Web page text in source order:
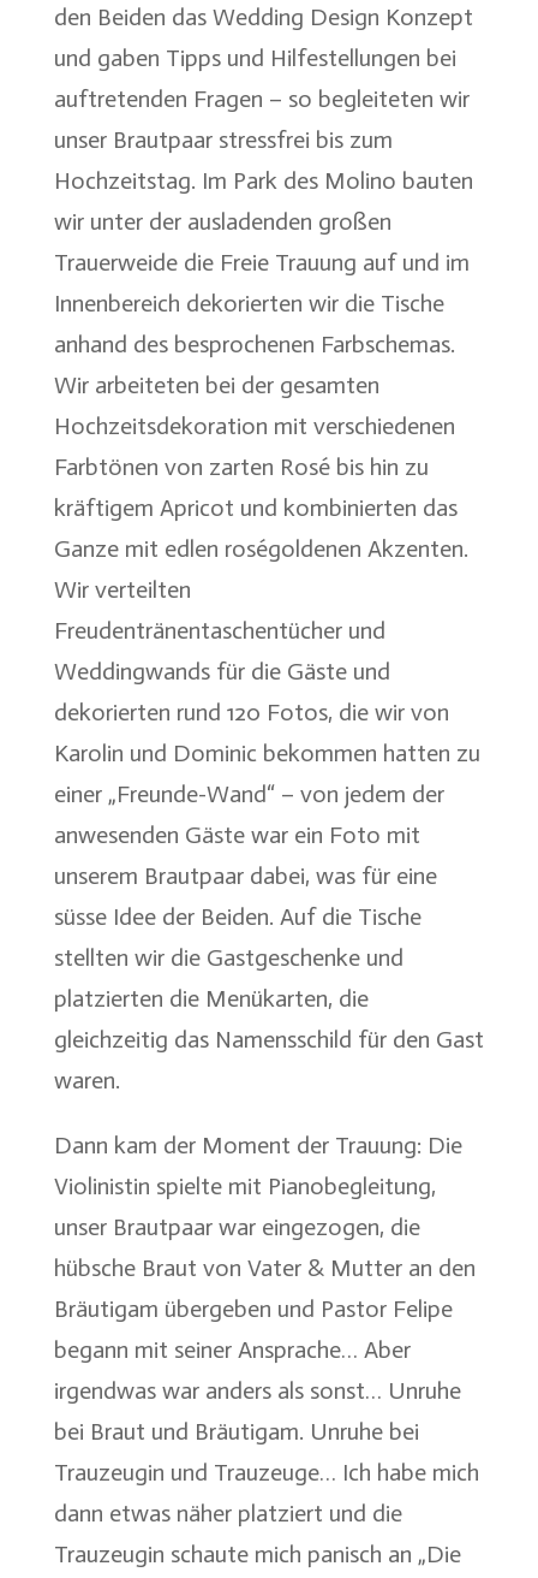
den Beiden das Wedding Design Konzept
und gaben Tipps und Hilfestellungen bei
auftretenden Fragen – so begleiteten wir
unser Brautpaar stressfrei bis zum
Hochzeitstag. Im Park des Molino bauten
wir unter der ausladenden großen
Trauerweide die Freie Trauung auf und im
Innenbereich dekorierten wir die Tische
anhand des besprochenen Farbschemas.
Wir arbeiteten bei der gesamten
Hochzeitsdekoration mit verschiedenen
Farbtönen von zarten Rosé bis hin zu
kräftigem Apricot und kombinierten das
Ganze mit edlen roségoldenen Akzenten.
Wir verteilten
Freudentränentaschentücher und
Weddingwands für die Gäste und
dekorierten rund 120 Fotos, die wir von
Karolin und Dominic bekommen hatten zu
einer „Freunde-Wand“ – von jedem der
anwesenden Gäste war ein Foto mit
unserem Brautpaar dabei, was für eine
süsse Idee der Beiden. Auf die Tische
stellten wir die Gastgeschenke und
platzierten die Menükarten, die
gleichzeitig das Namensschild für den Gast
waren.
Dann kam der Moment der Trauung: Die
Violinistin spielte mit Pianobegleitung,
unser Brautpaar war eingezogen, die
hübsche Braut von Vater & Mutter an den
Bräutigam übergeben und Pastor Felipe
begann mit seiner Ansprache… Aber
irgendwas war anders als sonst… Unruhe
bei Braut und Bräutigam. Unruhe bei
Trauzeugin und Trauzeuge… Ich habe mich
dann etwas näher platziert und die
Trauzeugin schaute mich panisch an „Die